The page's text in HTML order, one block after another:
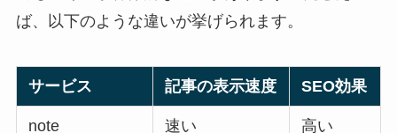
ば、以下のような違いが挙げられます。
サービス 記事の表示速度 SEO効果
note 速い 高い